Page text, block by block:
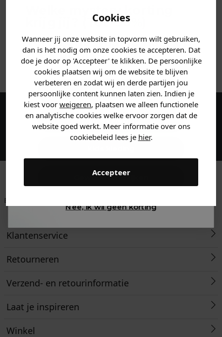
Cookies
Wanneer jij onze website in topvorm wilt gebruiken,
dan is het nodig om onze cookies te accepteren. Dat
doe je door op 'Accepteer' te klikken. De persoonlijke
cookies plaatsen wij om de website te blijven
verbeteren en zodat wij en derde partijen jou
persoonlijke content kunnen laten zien. Indien je
kiest voor weigeren, plaatsen we alleen functionele
en analytische cookies welke ervoor zorgen dat de
website goed werkt. Meer informatie over ons
cookiebeleid lees je hier.
Accepteer
MATERIAAL & WASVOORSCHRIFT
ANDERE BESTELDEN OOK
Maak een account aan en ontvang 5%
korting op je eerste bestelling!
Betaal achteraf met
is morgen in huis!*
ons met een 9,6!
Klantenservice
Retourneren
Verzend- en retourinformatie
Laat je inspireren
Winkel
Welke mystery
krijg jij? (Tot-30%
Vertel ons waar je naar op
zoek bent. 👇
Heren kleding
Dames kleding
Gewoon rondkijken
Nee, ik wil geen korting